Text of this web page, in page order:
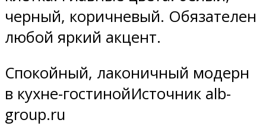
черный, коричневый. Обязателен
любой яркий акцент.
Спокойный, лаконичный модерн
в кухне-гостинойИсточник alb-
group.ru